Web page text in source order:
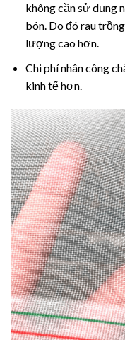
không cần sử dụng
bón. Do đó rau
lượng cao hơn.
Chi phí nhân công
kinh tế hơn.